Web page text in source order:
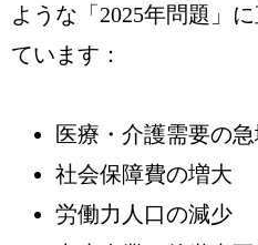
ような「2025年問題」
ています：
医療・介護需要の
社会保障費の増大
労働力人口の減少